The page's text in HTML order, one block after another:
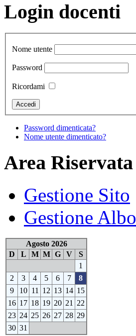
Login docenti
Nome utente
Password
Ricordami
Password dimenticata?
Nome utente dimenticato?
Area Riservata
Gestione Sito
Gestione Albo
Agosto 2026
D
L M M G V
S
1
2
3 4 5 6 7
8
9
10 11 12 13 14 15
16 17 18 19 20 21
22
23 24 25 26 27 28 29
30 31